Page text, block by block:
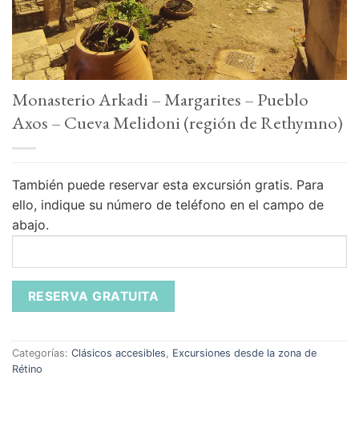
Monasterio Arkadi – Margarites – Pueblo
Axos – Cueva Melidoni (región de Rethymno)
También puede reservar esta excursión gratis. Para
ello, indique su número de teléfono en el campo de
abajo.
Categorías: Clásicos accesibles
Excursiones desde la zona de
Rétino